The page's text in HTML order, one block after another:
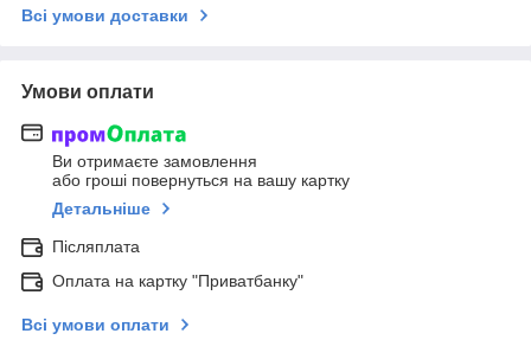
Всі умови доставки
Умови оплати
Ви отримаєте замовлення
або гроші повернуться на вашу картку
Детальніше
Післяплата
Оплата на картку "Приватбанку"
Всі умови оплати